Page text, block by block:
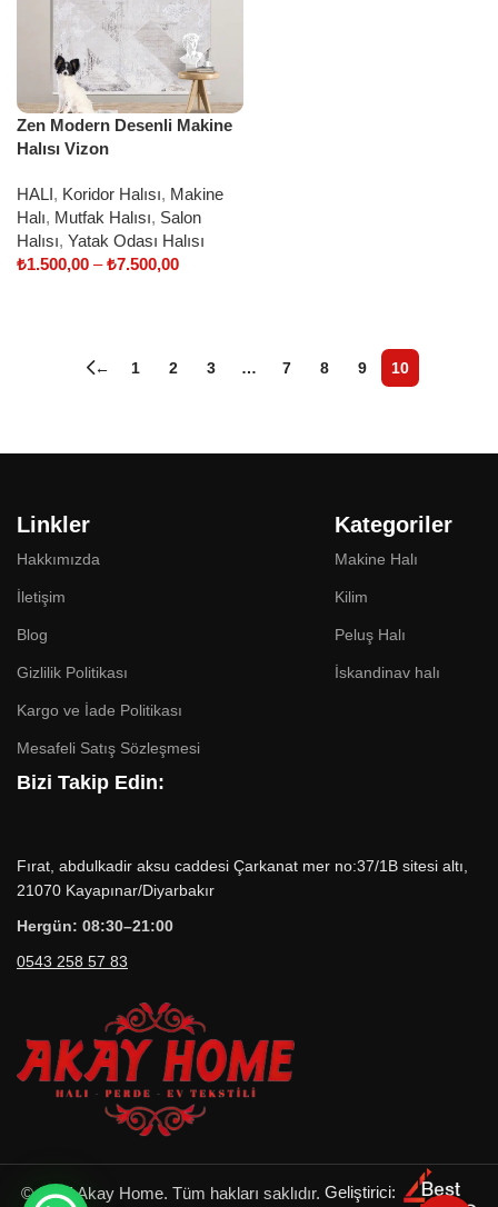
Zen Modern Desenli Makine
Halısı Vizon
HALI, Koridor Halısı, Makine
Halı, Mutfak Halısı, Salon
Halısı, Yatak Odası Halısı
₺1.500,00 –₺7.500,00
← 1 2 3 … 7 8 9 10
Linkler
Hakkımızda
İletişim
Blog
Gizlilik Politikası
Kargo ve İade Politikası
Mesafeli Satış Sözleşmesi
Kategoriler
Makine Halı
Kilim
Peluş Halı
İskandinav halı
Bizi Takip Edin:
Fırat, abdulkadir aksu caddesi Çarkanat mer no:37/1B sitesi altı,
21070 Kayapınar/Diyarbakır
Hergün: 08:30–21:00
0543 258 57 83
© 2025 Akay Home. Tüm hakları saklıdır. Geliştirici: